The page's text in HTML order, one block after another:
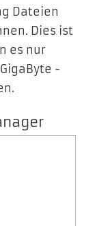
Dateien
Dies ist
es nur
-